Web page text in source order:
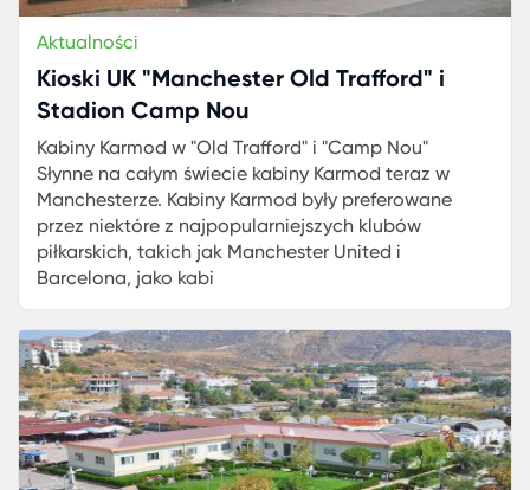
Aktualności
Kioski UK "Manchester Old Trafford" i
Stadion Camp Nou
Kabiny Karmod w "Old Trafford" i "Camp Nou"
Słynne na całym świecie kabiny Karmod teraz w
Manchesterze. Kabiny Karmod były preferowane
przez niektóre z najpopularniejszych klubów
piłkarskich, takich jak Manchester United i
Barcelona, jako kabi